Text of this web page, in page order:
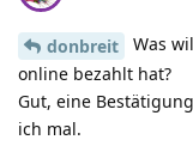
donbreit
Was
online bezahlt hat?
Gut, eine
ich mal.